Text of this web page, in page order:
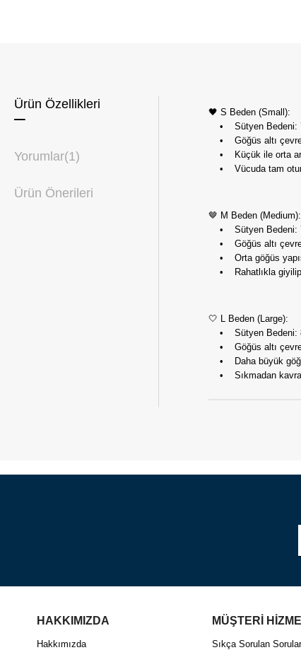
Ürün Özellikleri
Yorumlar(1)
Ürün Önerileri
🖤 S Beden (Small):
• Sütyen Bedeni:
• Göğüs altı
• Küçük ile orta
• Vücuda tam
🤎 M Beden (Medium):
• Sütyen Bedeni:
• Göğüs altı
• Orta göğüs
• Rahatlıkla giyilip
🤍 L Beden (Large):
• Sütyen Bedeni:
• Göğüs altı
• Daha büyük
• Sıkmadan
HAKKIMIZDA
Hakkımızda
MÜŞTERİ
Sıkça Sorulan Sorular